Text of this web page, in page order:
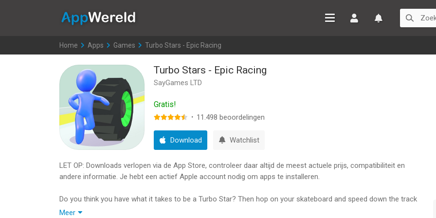
Home >
Apps >
Games >
Turbo Stars - Epic Racing
Turbo Stars - Epic Racing
SayGames LTD
Gratis!
· 11.498 beoordelingen
Download Watchlist
LET OP: Downloads verlopen via de App Store, controleer daar altijd de meest actuele prijs, compatibiliteit en
andere informatie. Je hebt een actief Apple account nodig om apps te installeren.
Do you think you have what it takes to be a Turbo Star? Then hop on your skateboard and speed down the track
in this wild and fast-paced racing game!
Meer